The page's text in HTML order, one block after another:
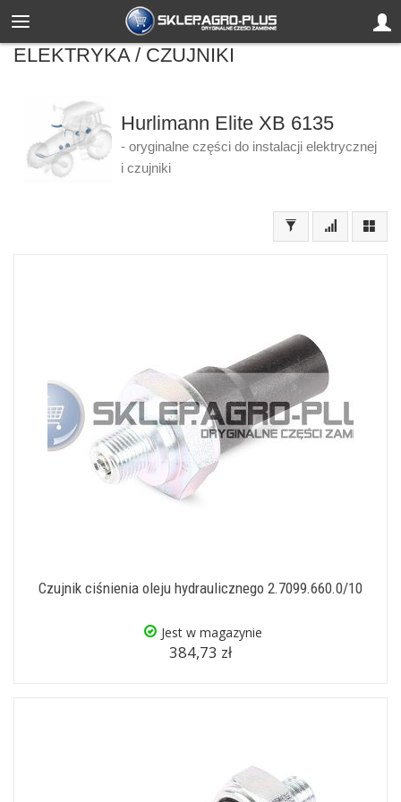
ELEKTRYKA / CZUJNIKI
Hurlimann Elite XB 6135
- oryginalne części do instalacji elektrycznej
i czujniki
Czujnik ciśnienia oleju hydraulicznego 2.7099.660.0/10
Jest w magazynie
384,73 zł